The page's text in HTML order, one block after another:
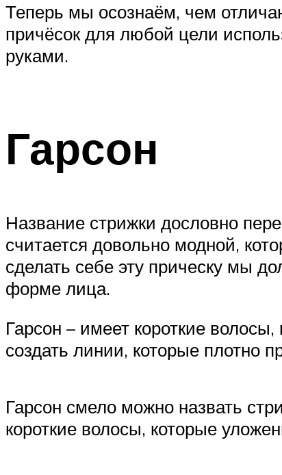
Теперь мы осознаём, чем
причёсок для любой цели
руками.
Гарсон
Название стрижки дословно
считается довольно модной,
сделать себе эту прическу мы
форме лица.
Гарсон – имеет короткие
создать линии, которые плотно
Гарсон смело можно назвать
короткие волосы, которые